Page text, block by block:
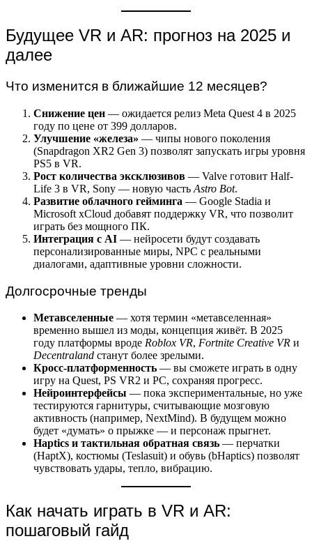
Будущее VR и AR: прогноз на 2025 и
далее
Что изменится в ближайшие 12 месяцев?
Снижение цен — ожидается релиз Meta Quest 4 в 2025
году по цене от 399 долларов.
Улучшение «железа» — чипы нового поколения
(Snapdragon XR2 Gen 3) позволят запускать игры уровня
PS5 в VR.
Рост количества эксклюзивов — Valve готовит Half-
Life 3 в VR, Sony — новую часть Astro Bot.
Развитие облачного гейминга — Google Stadia и
Microsoft xCloud добавят поддержку VR, что позволит
играть без мощного ПК.
Интеграция с AI — нейросети будут создавать
персонализированные миры, NPC с реальными
диалогами, адаптивные уровни сложности.
Долгосрочные тренды
Метавселенные — хотя термин «метавселенная»
временно вышел из моды, концепция живёт. В 2025
году платформы вроде Roblox VR, Fortnite Creative VR и
Decentraland станут более зрелыми.
Кросс-платформенность — вы сможете играть в одну
игру на Quest, PS VR2 и PC, сохраняя прогресс.
Нейроинтерфейсы — пока экспериментальные, но уже
тестируются гарнитуры, считывающие мозговую
активность (например, NextMind). В будущем можно
будет «думать» о прыжке — и персонаж прыгнет.
Haptics и тактильная обратная связь — перчатки
(HaptX), костюмы (Teslasuit) и обувь (bHaptics) позволят
чувствовать удары, тепло, вибрацию.
Как начать играть в VR и AR:
пошаговый гайд